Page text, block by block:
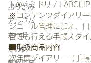
おりがみ
アルバム
カード
その他
ト® / ミドリ / LABCLIP
※コンテンツダイアリー
ジュール管理に加え、
管理も行える手帳スタイ
■取扱商品内容
次年度ダイアリー（手